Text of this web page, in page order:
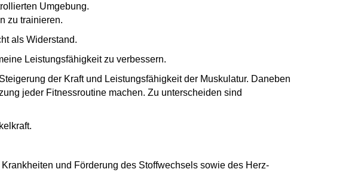
Umgebung.
zu trainieren.
als Widerstand.
Leistungsfähigkeit zu verbessern.
der Kraft und Leistungsfähigkeit der Muskulatur. Daneben
jeder Fitnessroutine machen. Zu unterscheiden sind
und Förderung des Stoffwechsels sowie des Herz-